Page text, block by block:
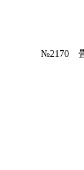
№2170